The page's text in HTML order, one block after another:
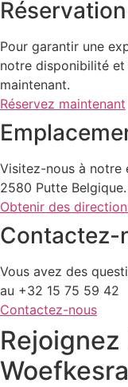
Pour garantir une
notre disponibilité
maintenant.
Réservez maintenant
Visitez-nous à notre
2580 Putte
Obtenir des
Contactez-
Vous avez des
au +32 15 75 59 42
Contactez-nous